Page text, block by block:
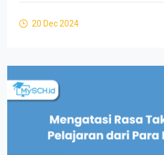
20 Dec 2024